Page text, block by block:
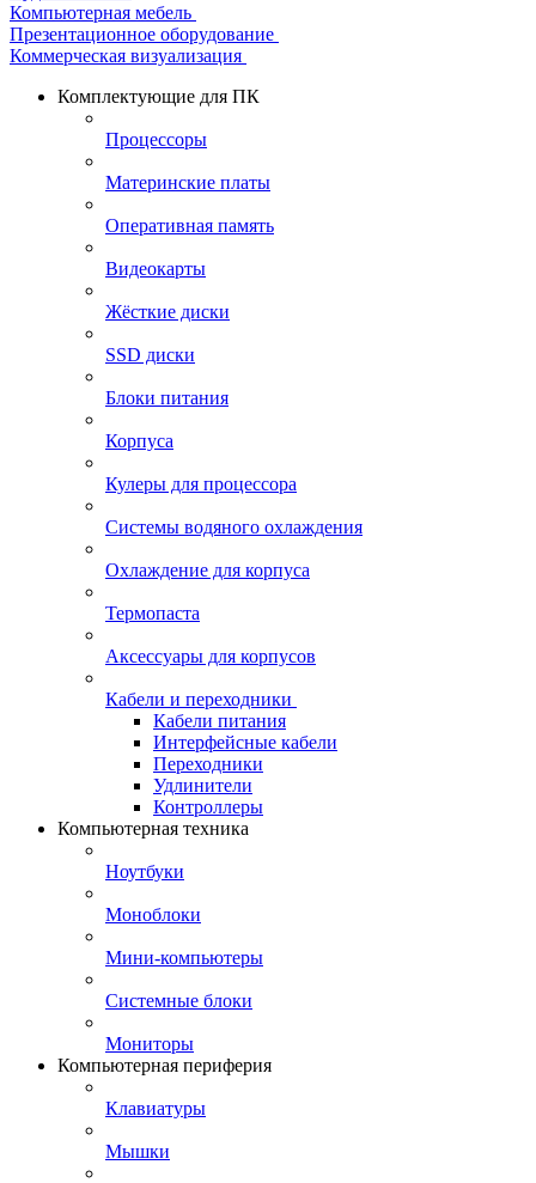
Компьютерная мебель
Презентационное оборудование
Коммерческая визуализация
Комплектующие для ПК
Процессоры
Материнские платы
Оперативная память
Видеокарты
Жёсткие диски
SSD диски
Блоки питания
Корпуса
Кулеры для процессора
Системы водяного охлаждения
Охлаждение для корпуса
Термопаста
Аксессуары для корпусов
Кабели и переходники
Кабели питания
Интерфейсные кабели
Переходники
Удлинители
Контроллеры
Компьютерная техника
Ноутбуки
Моноблоки
Мини-компьютеры
Системные блоки
Мониторы
Компьютерная периферия
Клавиатуры
Мышки